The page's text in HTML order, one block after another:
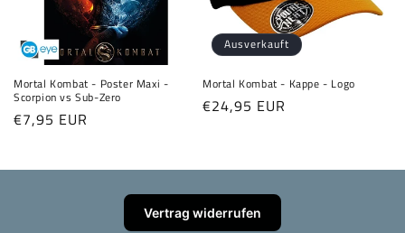
Mortal Kombat - Poster Maxi -
Scorpion vs Sub-Zero
Normaler
€7,95 EUR
Ausverkauft
Mortal Kombat - Kappe - Logo
Normaler
€24,95 EUR
Vertrag widerrufen